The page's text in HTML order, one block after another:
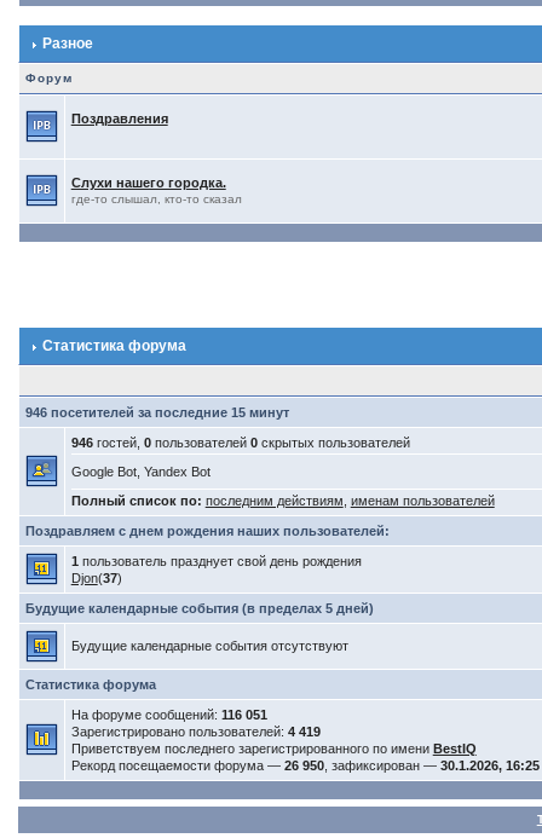
Разное
Форум
Поздравления
Слухи нашего городка.
где-то слышал, кто-то сказал
Статистика форума
946 посетителей за последние 15 минут
946гостей, 0пользователей 0скрытых пользователей
Google Bot, Yandex Bot
Полный список по: последним действиям именам пользователей
Поздравляем с днем рождения наших пользователей:
1 пользователь празднует свой день рождения
Djon(37)
Будущие календарные события (в пределах 5 дней)
Будущие календарные события отсутствуют
Статистика форума
На форуме сообщений: 116 051
Зарегистрировано пользователей: 4 419
Приветствуем последнего зарегистрированного по имени BestIQ
Рекорд посещаемости форума — 26 950, зафиксирован — 30.1.2026, 16:25